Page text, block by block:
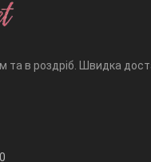
та в роздріб. Швидка